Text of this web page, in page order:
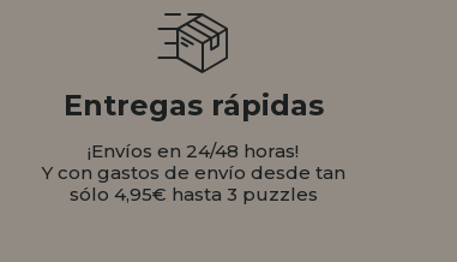
Entregas rápidas
¡Envíos en 24/48 horas!
Y con gastos de envío desde tan
sólo 4,95€ hasta 3 puzzles